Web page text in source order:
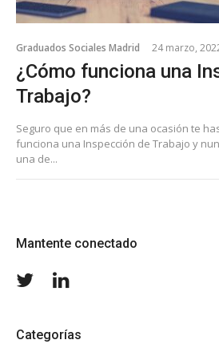
Graduados Sociales Madrid 24 marzo,
¿Cómo funciona una
Trabajo?
Seguro que en más de una ocasión te
funciona una Inspección de Trabajo y
una de...
Mantente conectado
TwitterLinkedIn
Categorías